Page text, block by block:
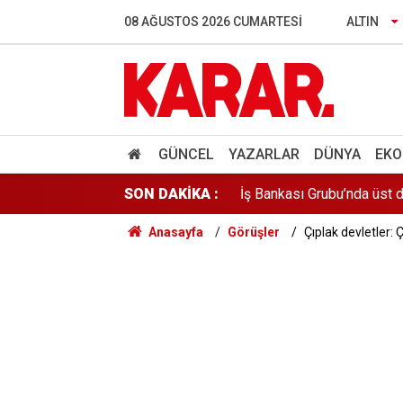
08 AĞUSTOS 2026 CUMARTESI ALTIN
GÜNCEL YAZARLAR DÜNYA
SON DAKİKA :
Gazeteci ve yazar Halit
İstanbul'da gece boyu
İş Bankası Grubu’nda üst
ÖSYM'den kalp
Rusya açıklarındaki Türk
Anasayfa Görüşler Çıplak devletler: